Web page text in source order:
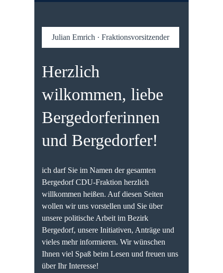
Julian Emrich · Fraktionsvorsitzender
Herzlich
wilkommen, liebe
Bergedorferinnen
und Bergedorfer!
ich darf Sie im Namen der gesamten
Bergedorf CDU-Fraktion herzlich
willkommen heißen. Auf diesen Seiten
wollen wir uns vorstellen und Sie über
unsere politische Arbeit im Bezirk
Bergedorf, unsere Initiativen, Anträge und
vieles mehr informieren. Wir wünschen
Ihnen viel Spaß beim Lesen und freuen uns
über Ihr Interesse!